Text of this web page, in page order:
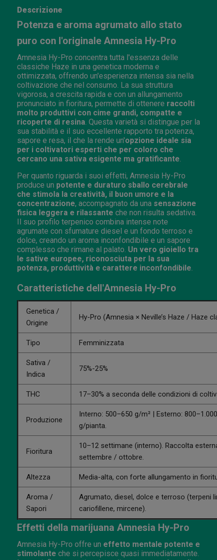
Descrizione
Potenza e aroma agrumato allo stato
puro con l'originale Amnesia Hy-Pro
Amnesia Hy-Pro concentra tutta l'essenza delle
classiche Haze in una genetica moderna e
ottimizzata, offrendo un'esperienza intensa sia nella
coltivazione che nel consumo. La sua struttura
vigorosa, a crescita rapida e con un allungamento
pronunciato in fioritura, permette di ottenere raccolti
molto produttivi con cime grandi, compatte e
ricoperte di resina . Questa varietà si distingue per la
sua stabilità e il suo eccellente rapporto tra potenza,
sapore e resa, il che la rende un'opzione ideale sia
per i coltivatori esperti che per coloro che
cercano una sativa esigente ma gratificante
Per quanto riguarda i suoi effetti, Amnesia Hy-Pro
produce un potente e duraturo sballo cerebrale
che stimola la creatività, il buon umore e la
concentrazione, accompagnato da una sensazione
fisica leggera e rilassante che non risulta sedativa.
Il suo profilo terpenico combina intense note
agrumate con sfumature diesel e un fondo terroso e
dolce, creando un aroma inconfondibile e un sapore
complesso che rimane al palato. Un vero gioiello tra
le sative europee, riconosciuta per la sua
potenza, produttività e carattere inconfondibile
Caratteristiche dell'Amnesia Hy-Pro
Genetica /
Origine
Hy-Pro (Amnesia × Neville’s Haze / Haze
Tipo Femminizzata
Sativa /
Indica
75%-25%
THC 17–30% a seconda delle condizioni di
Produzione
Interno: 500–650 g/m² | Esterno: 800–1.000
g/pianta.
Fioritura
10–12 settimane (interno). Raccolta
settembre / ottobre.
Altezza Media-alta, con forte allungamento in
Aroma /
Sapori
Agrumato, diesel, dolce e terroso (terpeni
cariofillene, mircene).
Effetti della marijuana Amnesia Hy-Pro
Amnesia Hy-Pro offre un effetto mentale potente e
stimolante che si percepisce quasi immediatamente.